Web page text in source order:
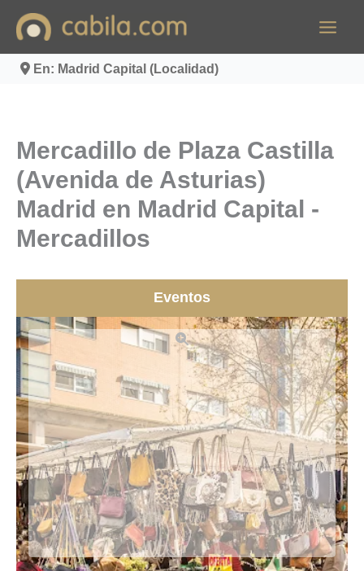
contenido
En: Madrid Capital (Localidad)
Mercadillo de Plaza Castilla
(Avenida de Asturias)
Madrid en Madrid Capital -
Mercadillos
Eventos